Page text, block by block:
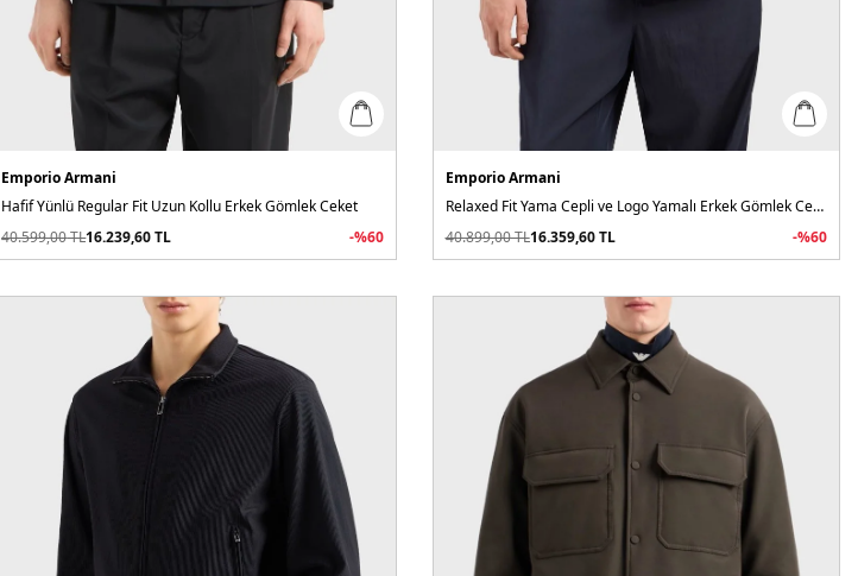
Emporio Armani
Hafif Yünlü Regular Fit Uzun Kollu Erkek Gömlek Ceket
40.599,00TL16.239,60TL -%60
Emporio Armani
Relaxed Fit Yama Cepli ve Logo Yamalı Erkek Gömlek Ceket
40.899,00TL16.359,60TL -%60